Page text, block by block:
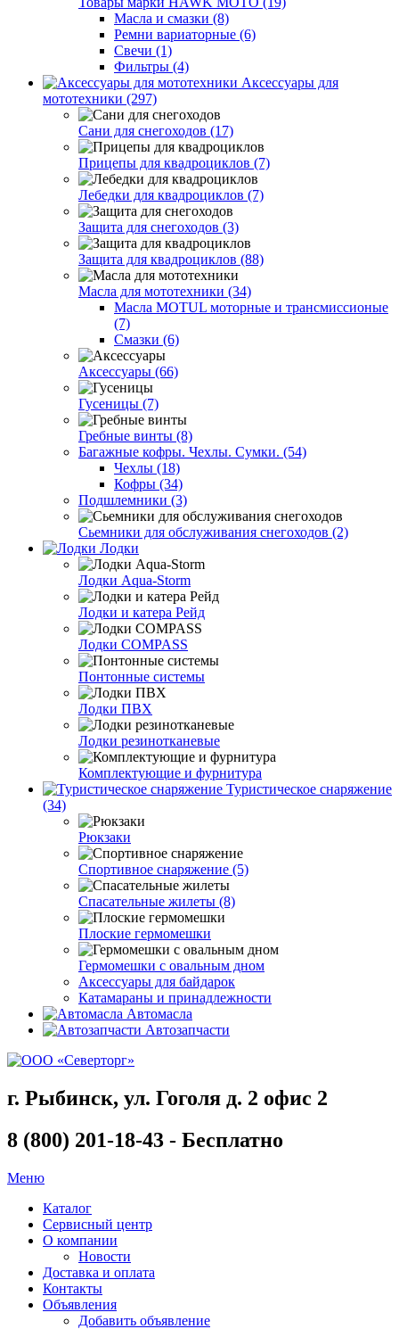
Масла и смазки (8)
Ремни вариаторные (6)
Свечи (1)
Фильтры (4)
Аксессуары для
мототехники (297)
Сани для снегоходов (17)
Прицепы для квадроциклов (7)
Лебедки для квадроциклов (7)
Защита для снегоходов (3)
Защита для квадроциклов (88)
Масла для мототехники (34)
Масла MOTUL моторные и трансмиссионые
(7)
Смазки (6)
Аксессуары (66)
Гусеницы (7)
Гребные винты (8)
Багажные кофры. Чехлы. Сумки. (54)
Чехлы (18)
Кофры (34)
Подшлемники (3)
Сьемники для обслуживания снегоходов (2)
Лодки
Лодки Aqua-Storm
Лодки и катера Рейд
Лодки COMPASS
Понтонные системы
Лодки ПВХ
Лодки резинотканевые
Комплектующие и фурнитура
Туристическое снаряжение
(34)
Рюкзаки
Спортивное снаряжение (5)
Спасательные жилеты (8)
Плоские гермомешки
Гермомешки с овальным дном
Аксессуары для байдарок
Катамараны и принадлежности
Автомасла
Автозапчасти
г. Рыбинск, ул. Гоголя д. 2 офис 2
8 (800) 201-18-43 - Бесплатно
Меню
Каталог
Сервисный центр
О компании
Новости
Доставка и оплата
Контакты
Объявления
Добавить объявление